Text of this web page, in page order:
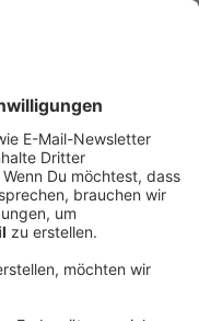
Ihre
laden!
eines